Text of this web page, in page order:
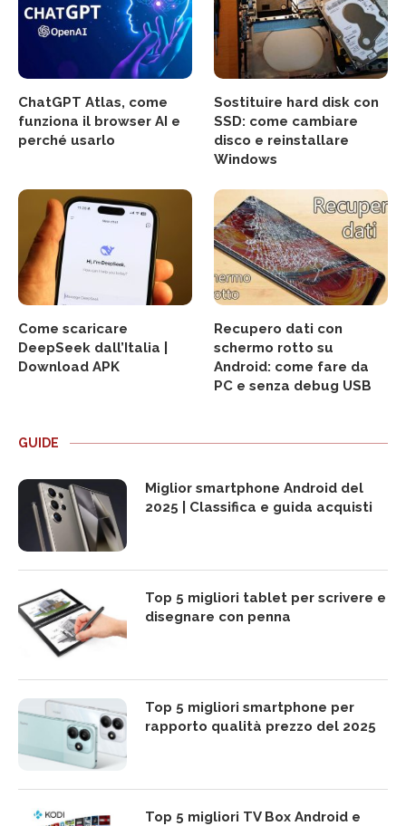
ChatGPT Atlas, come
funziona il browser AI e
perché usarlo
Sostituire hard disk con
SSD: come cambiare
disco e reinstallare
Windows
Come scaricare
DeepSeek dall’Italia |
Download APK
Recupero dati con
schermo rotto su
Android: come fare da
PC e senza debug USB
GUIDE
Miglior smartphone Android del
2025 | Classifica e guida acquisti
Top 5 migliori tablet per scrivere e
disegnare con penna
Top 5 migliori smartphone per
rapporto qualità prezzo del 2025
Top 5 migliori TV Box Android e